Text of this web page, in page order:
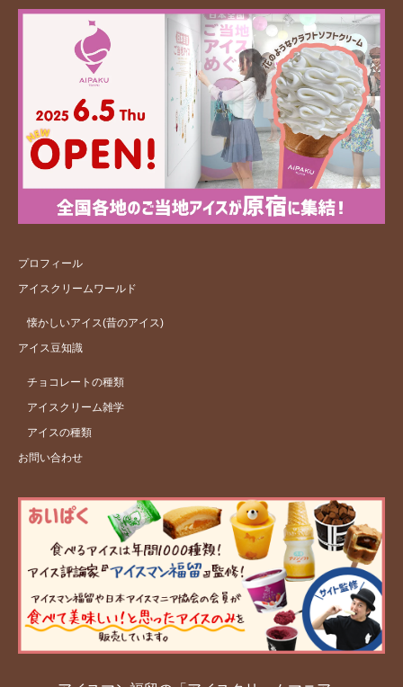
プロフィール
アイスクリームワールド
懐かしいアイス(昔のアイス)
アイス豆知識
チョコレートの種類
アイスクリーム雑学
アイスの種類
お問い合わせ